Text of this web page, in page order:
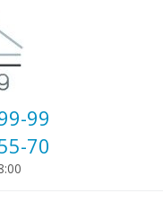
99
70